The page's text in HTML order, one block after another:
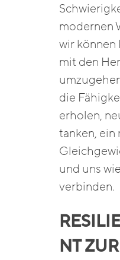
modernen
wir können
mit den
die
erholen,
tanken, ein
und uns
verbinden.
NT ZUR